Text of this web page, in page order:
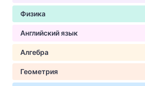
Физика
Английский язык
Алгебра
Геометрия